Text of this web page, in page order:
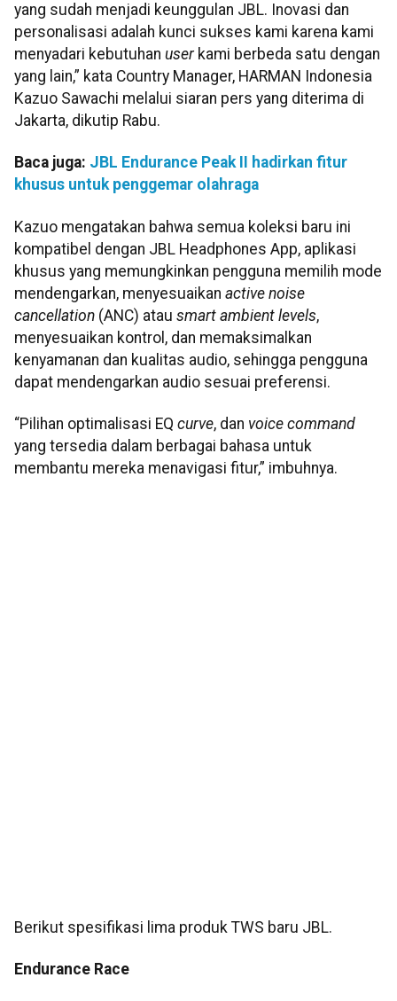
yang sudah menjadi keunggulan JBL. Inovasi dan
personalisasi adalah kunci sukses kami karena kami
menyadari kebutuhan userkami berbeda satu dengan
yang lain,” kata Country Manager, HARMAN Indonesia
Kazuo Sawachi melalui siaran pers yang diterima di
Jakarta, dikutip Rabu.
Baca juga: JBL Endurance Peak II hadirkan fitur
khusus untuk penggemar olahraga
Kazuo mengatakan bahwa semua koleksi baru ini
kompatibel dengan JBL Headphones App, aplikasi
khusus yang memungkinkan pengguna memilih mode
mendengarkan, menyesuaikan active noise
cancellation (ANC) atau smart ambient levels,
menyesuaikan kontrol, dan memaksimalkan
kenyamanan dan kualitas audio, sehingga pengguna
dapat mendengarkan audio sesuai preferensi.
“Pilihan optimalisasi EQ curve, dan voice command
yang tersedia dalam berbagai bahasa untuk
membantu mereka menavigasi fitur,” imbuhnya.
Berikut spesifikasi lima produk TWS baru JBL.
Endurance Race